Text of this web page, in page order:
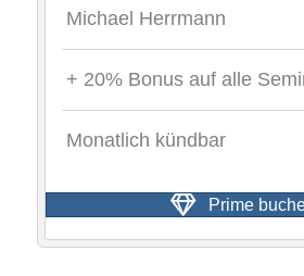
Michael Herrmann
+ 20% Bonus auf alle
Monatlich kündbar
Prime